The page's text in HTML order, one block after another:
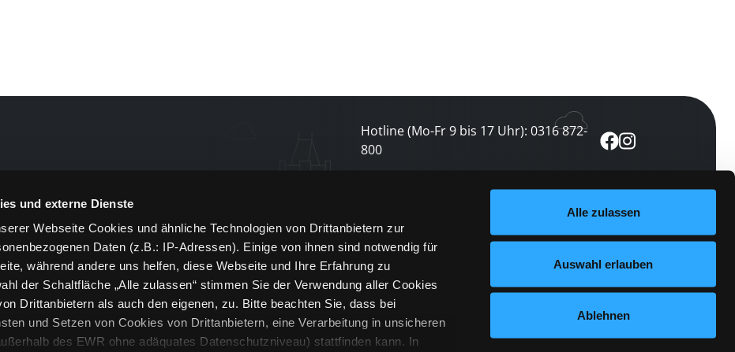
und externe Dienste
Webseite Cookies und ähnliche Technologien von Drittanbietern zur
Daten (z.B.: IP-Adressen). Einige von ihnen sind notwendig für
während andere uns helfen, diese Webseite und Ihre Erfahrung zu
der Schaltfläche „Alle zulassen“ stimmen Sie der Verwendung aller Cookies
Drittanbietern als auch den eigenen, zu. Bitte beachten Sie, dass bei
und Setzen von Cookies von Drittanbietern, eine Verarbeitung in unsicheren
des EWR ohne adäquates Datenschutzniveau) stattfinden kann. In
Alle zulassen
Auswahl erlauben
Ablehnen
Hotline (Mo-Fr 9 bis 17 Uhr): 0316 872-
800
Newsletter abonnieren
und keine Veranstaltung verpassen
jetzt abonnieren